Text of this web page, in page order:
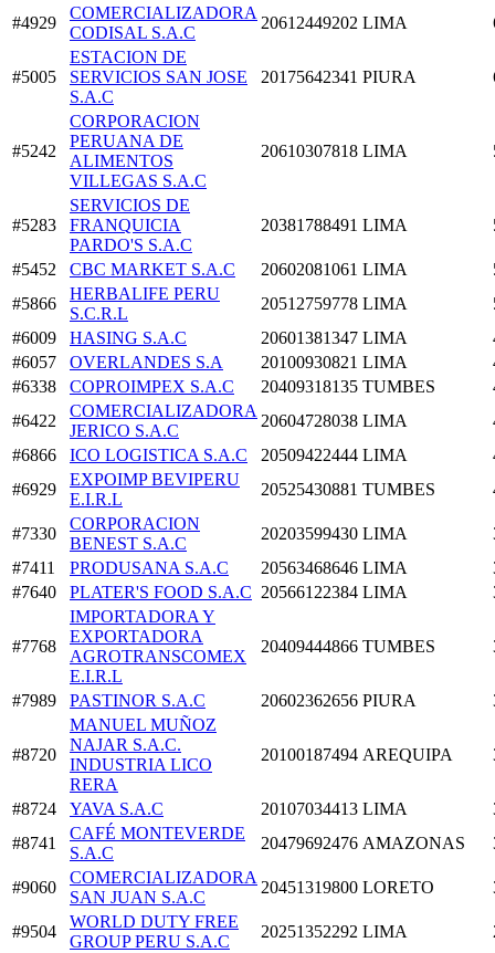
#4929
COMERCIALIZADORA
CODISAL S.A.C
20612449202 LIMA
#5005
ESTACION DE
SERVICIOS SAN JOSE
S.A.C
20175642341 PIURA
#5242
CORPORACION
PERUANA DE
ALIMENTOS
VILLEGAS S.A.C
20610307818 LIMA
#5283
SERVICIOS DE
FRANQUICIA
PARDO'S S.A.C
20381788491 LIMA
#5452 CBC MARKET S.A.C 20602081061 LIMA
#5866
HERBALIFE PERU
S.C.R.L
20512759778 LIMA
#6009
HASING S.A.C 20601381347 LIMA
#6057
OVERLANDES S.A 20100930821 LIMA
#6338
COPROIMPEX S.A.C 20409318135 TUMBES
#6422
COMERCIALIZADORA
JERICO S.A.C
20604728038 LIMA
#6866
ICO LOGISTICA S.A.C 20509422444 LIMA
#6929
EXPOIMP BEVIPERU
E.I.R.L
20525430881 TUMBES
#7330
CORPORACION
BENEST S.A.C
20203599430 LIMA
#7411
PRODUSANA S.A.C 20563468646 LIMA
#7640
PLATER'S FOOD S.A.C 20566122384 LIMA
#7768
IMPORTADORA Y
EXPORTADORA
AGROTRANSCOMEX
E.I.R.L
20409444866 TUMBES
#7989 PASTINOR S.A.C 20602362656 PIURA
#8720
MANUEL MUÑOZ
NAJAR S.A.C.
INDUSTRIA LICO
RERA
20100187494 AREQUIPA
#8724 YAVA S.A.C 20107034413 LIMA
#8741
CAFÉ MONTEVERDE
S.A.C
20479692476 AMAZONAS
#9060
COMERCIALIZADORA
SAN JUAN S.A.C
20451319800 LORETO
#9504
WORLD DUTY FREE
GROUP PERU S.A.C
20251352292 LIMA